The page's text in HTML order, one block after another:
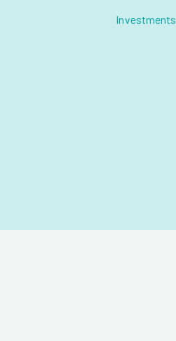
Investments